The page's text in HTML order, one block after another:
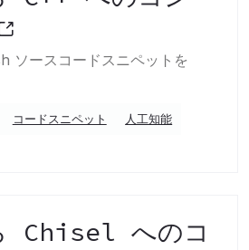
ソースコードスニペットを
コードスニペット
人工知能
Chisel へのコ